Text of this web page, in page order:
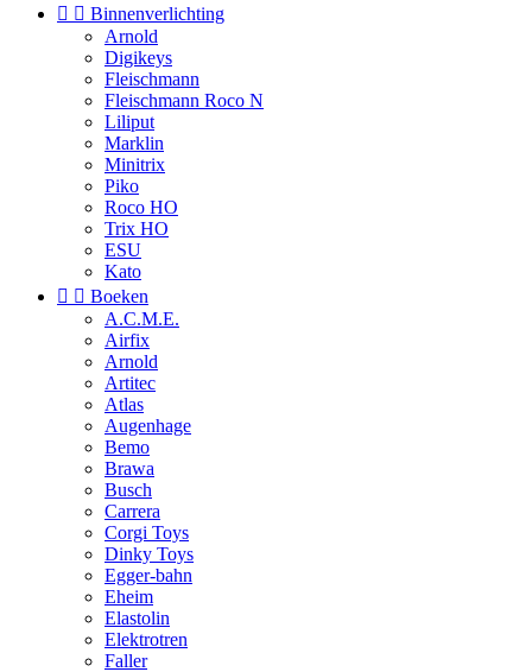
  Binnenverlichting
Arnold
Digikeys
Fleischmann
Fleischmann Roco N
Liliput
Marklin
Minitrix
Piko
Roco HO
Trix HO
ESU
Kato
  Boeken
A.C.M.E.
Airfix
Arnold
Artitec
Atlas
Augenhage
Bemo
Brawa
Busch
Carrera
Corgi Toys
Dinky Toys
Egger-bahn
Eheim
Elastolin
Elektrotren
Faller